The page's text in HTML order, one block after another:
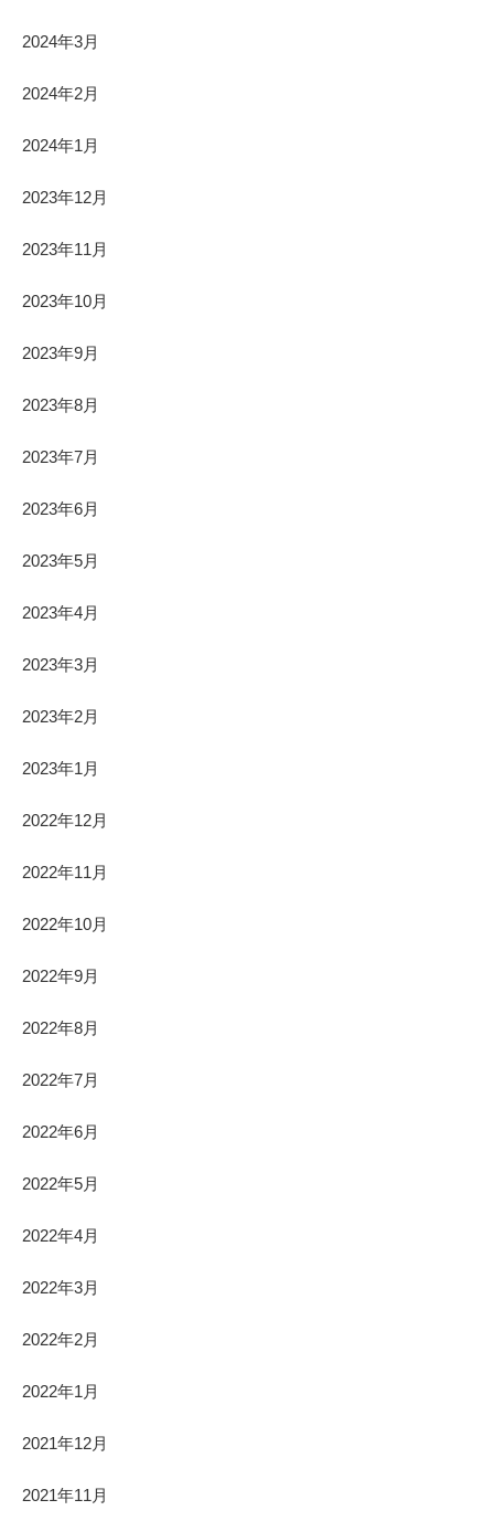
2024年3月
2024年2月
2024年1月
2023年12月
2023年11月
2023年10月
2023年9月
2023年8月
2023年7月
2023年6月
2023年5月
2023年4月
2023年3月
2023年2月
2023年1月
2022年12月
2022年11月
2022年10月
2022年9月
2022年8月
2022年7月
2022年6月
2022年5月
2022年4月
2022年3月
2022年2月
2022年1月
2021年12月
2021年11月